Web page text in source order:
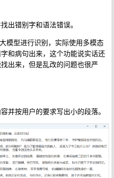
出错别字和语法错误。
模型进行识别，实际使用多模态
和病句出来，这个功能说实话还
出来，但是乱改的问题也很严
并按用户的要求写出小的段落。